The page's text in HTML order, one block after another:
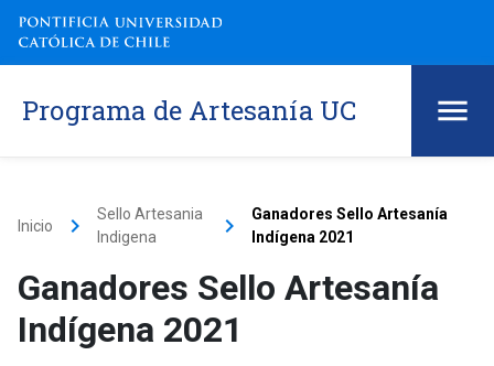
Programa de Artesanía UC
Inicio keyboard_arrow_right
Sello Artesania
Indigena
keyboard_arrow_right
Ganadores Sello Artesanía
Indígena 2021
Ganadores Sello Artesanía
Indígena 2021